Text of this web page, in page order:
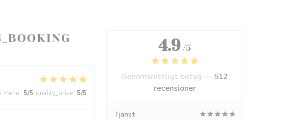
menu : 5/5 quality_price : 5/5
4.9 /5
Genomsnittligt betyg — 512
recensioner
Tjänst